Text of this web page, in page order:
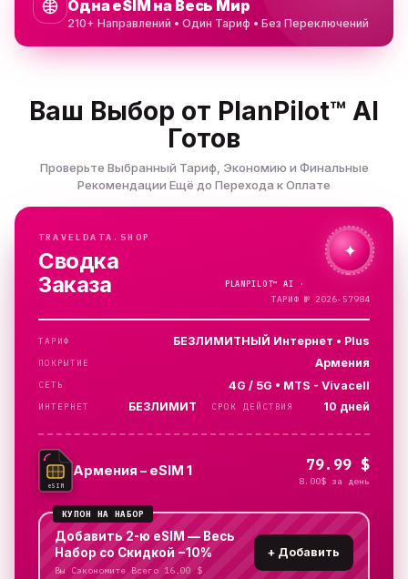
Одна eSIM на Весь Мир
210+ Направлений • Один Тариф • Без Переключений
Ваш Выбор от PlanPilot™ AI
Готов
Проверьте Выбранный Тариф, Экономию и Финальные
Рекомендации Ещё до Перехода к Оплате
TRAVELDATA.SHOP
Сводка
Заказа
✦
PLANPILOT™AI ·
ТАРИФ № 2026-57984
ТАРИФ БЕЗЛИМИТНЫЙ Интернет • Plus
ПОКРЫТИЕ Армения
СЕТЬ 4G / 5G • MTS - Vivacell
ИНТЕРНЕТ БЕЗЛИМИТ СРОК ДЕЙСТВИЯ 10 дней
eSIM
Армения – eSIM 1 79.99 $
8.00$ за день
КУПОН НА НАБОР
Добавить 2-ю eSIM — Весь
Набор со Скидкой −10%
Вы Сэкономите Всего 16.00 $
+ Добавить